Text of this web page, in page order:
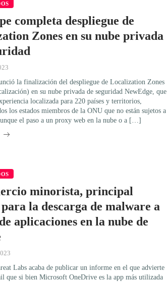
completa despliegue de
Zones en su nube privada
la finalización del despliegue de Localization Zones
en su nube privada de seguridad NewEdge, que
localizada para 220 países y territorios,
los estados miembros de la ONU que no están sujetos a
el paso a un proxy web en la nube o a […]
minorista, principal
la descarga de malware a
aplicaciones en la nube de
Labs acaba de publicar un informe en el que advierte
que si bien Microsoft OneDrive es la app más utilizada